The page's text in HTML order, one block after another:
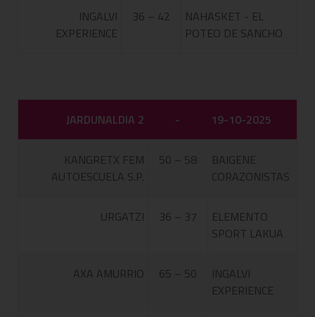
INGALVI
EXPERIENCE
36 – 42
NAHASKET - EL
POTEO DE SANCHO
JARDUNALDIA 2 - 19-10-2025
KANGRETX FEM
AUTOESCUELA S.P.
50 – 58
BAIGENE
CORAZONISTAS
URGATZI 36 – 37
ELEMENTO
SPORT LAKUA
AXA AMURRIO 65 – 50
INGALVI
EXPERIENCE